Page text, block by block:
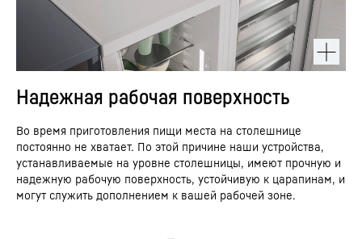
Надежная рабочая поверхность
Во время приготовления пищи места на столешнице
постоянно не хватает. По этой причине наши устройства,
устанавливаемые на уровне столешницы, имеют прочную и
надежную рабочую поверхность, устойчивую к царапинам, и
могут служить дополнением к вашей рабочей зоне.